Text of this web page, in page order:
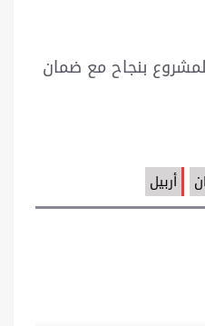
بنجاح مع ضمان
أربيل